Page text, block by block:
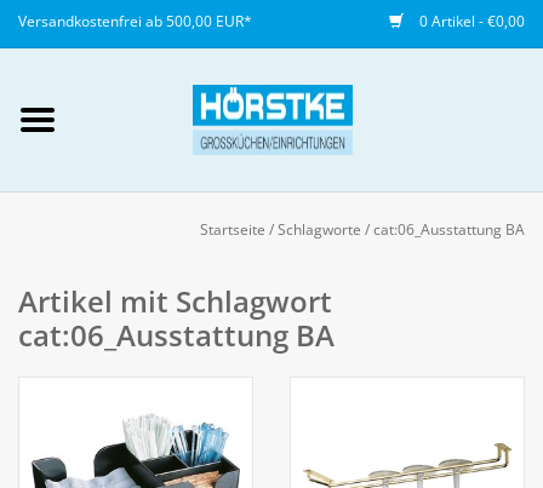
Versandkostenfrei ab 500,00 EUR* 0 Artikel - €0,00
anlegen
NEU
Buffet
Startseite /Schlagworte /cat:06_Ausstattung BA
Artikel mit Schlagwort
cat:06_Ausstattung BA